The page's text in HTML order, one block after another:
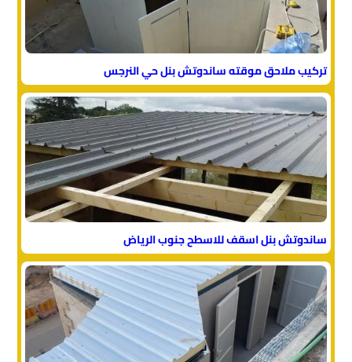
تركيب ملاحق موقته ساندوتش بنل حي النرجس
ساندوتش بنل اسقف للاسطح جنوب الرياض